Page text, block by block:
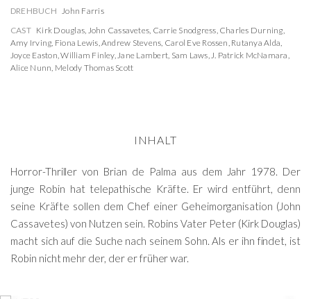
DREHBUCH John Farris
CAST Kirk Douglas, John Cassavetes, Carrie Snodgress, Charles Durning,
Amy Irving, Fiona Lewis,Andrew Stevens, Carol Eve Rossen, Rutanya Alda,
Joyce Easton,William Finley,Jane Lambert, Sam Laws,J. Patrick McNamara,
Alice Nunn, Melody Thomas Scott
INHALT
Horror-Thriller von Brian de Palma aus dem Jahr 1978. Der
junge Robin hat telepathische Kräfte. Er wird entführt, denn
seine Kräfte sollen dem Chef einer Geheimorganisation (John
Cassavetes) von Nutzen sein. Robins Vater Peter (Kirk Douglas)
macht sich auf die Suche nach seinem Sohn. Als er ihn findet, ist
Robin nicht mehr der, der er früher war.